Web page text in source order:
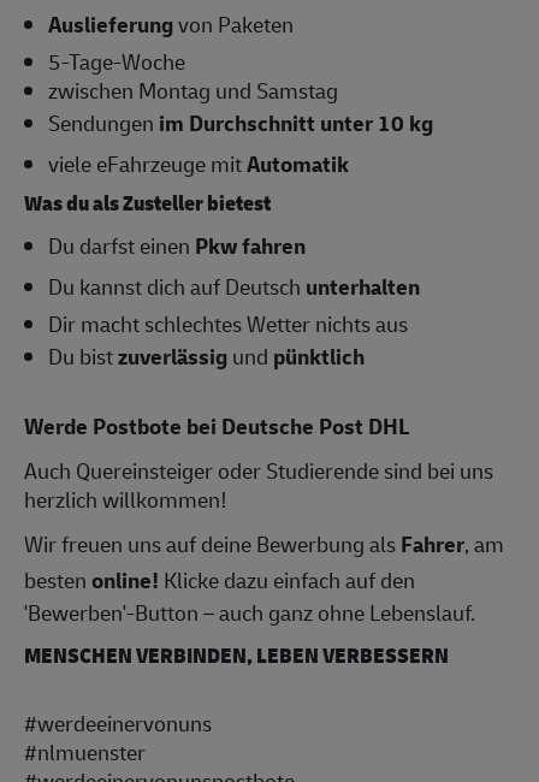
Auslieferungvon Paketen
5-Tage-Woche
zwischen Montag und Samstag
Sendungen im Durchschnitt unter 10 kg
viele eFahrzeuge mitAutomatik
Was du als Zusteller bietest
Du darfst einen Pkw fahren
Du kannst dich auf Deutsch unterhalten
Dir macht schlechtes Wetter nichts aus
Du bistzuverlässigund pünktlich
Werde Postbote bei Deutsche Post DHL
Auch Quereinsteiger oder Studierende sind bei uns
herzlich willkommen!
Wir freuen uns auf deine Bewerbung alsFahrer, am
bestenonline! Klicke dazu einfach auf den
'Bewerben'-Button – auch ganz ohne Lebenslauf.
MENSCHEN VERBINDEN, LEBEN VERBESSERN
#werdeeinervonuns
#nlmuenster